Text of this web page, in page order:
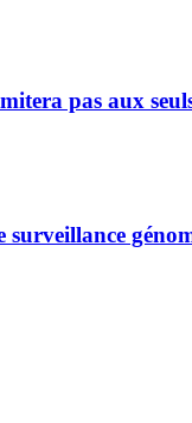
pas aux
surveillance